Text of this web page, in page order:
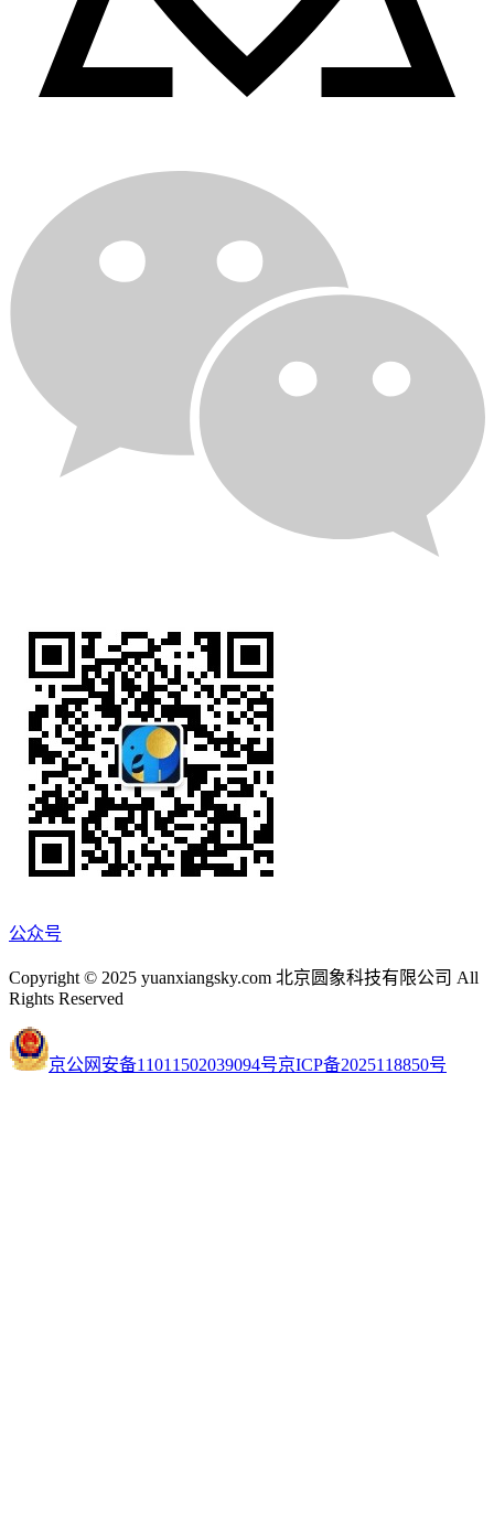
公众号
Copyright © 2025 yuanxiangsky.com 北京圆象科技有限公司 All
Rights Reserved
京公网安备11011502039094号京ICP备2025118850号